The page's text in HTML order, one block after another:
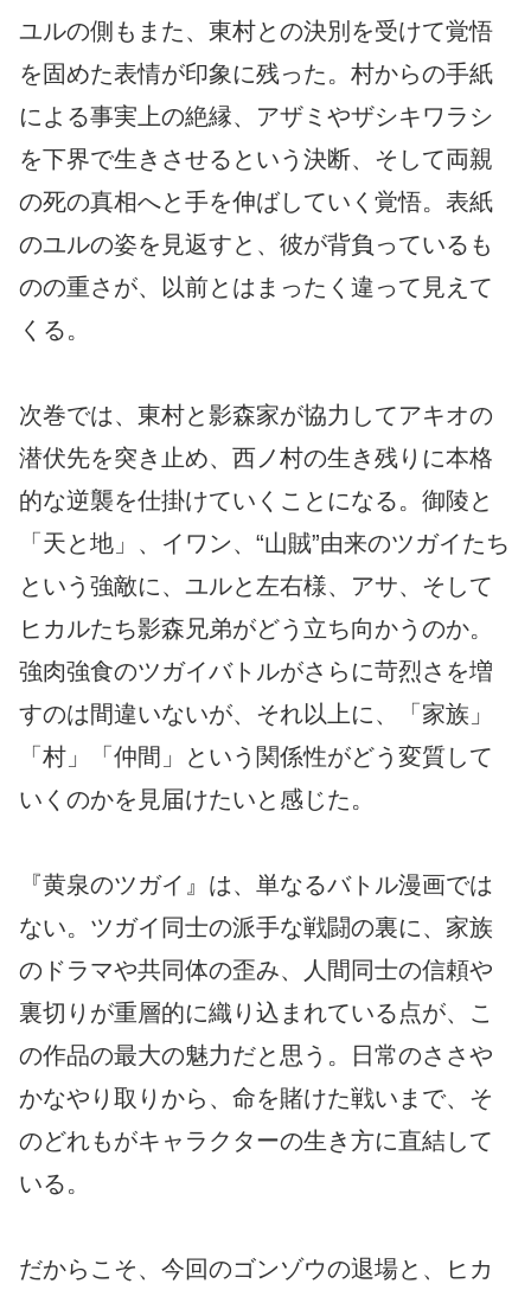
ユルの側もまた、東村との決別を受けて覚悟
を固めた表情が印象に残った。村からの手紙
による事実上の絶縁、アザミやザシキワラシ
を下界で生きさせるという決断、そして両親
の死の真相へと手を伸ばしていく覚悟。表紙
のユルの姿を見返すと、彼が背負っているも
のの重さが、以前とはまったく違って見えて
くる。
次巻では、東村と影森家が協力してアキオの
潜伏先を突き止め、西ノ村の生き残りに本格
的な逆襲を仕掛けていくことになる。御陵と
「天と地」、イワン、“山賊”由来のツガイたち
という強敵に、ユルと左右様、アサ、そして
ヒカルたち影森兄弟がどう立ち向かうのか。
強肉強食のツガイバトルがさらに苛烈さを増
すのは間違いないが、それ以上に、「家族」
「村」「仲間」という関係性がどう変質して
いくのかを見届けたいと感じた。
『黄泉のツガイ』は、単なるバトル漫画では
ない。ツガイ同士の派手な戦闘の裏に、家族
のドラマや共同体の歪み、人間同士の信頼や
裏切りが重層的に織り込まれている点が、こ
の作品の最大の魅力だと思う。日常のささや
かなやり取りから、命を賭けた戦いまで、そ
のどれもがキャラクターの生き方に直結して
いる。
だからこそ、今回のゴンゾウの退場と、ヒカ